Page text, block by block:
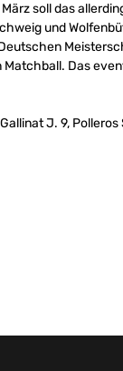
soll das
und
Das
J. 9,